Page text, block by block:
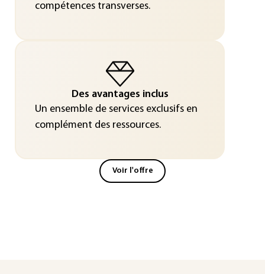
compétences transverses.
Des avantages inclus
Un ensemble de services exclusifs en
complément des ressources.
Voir l'offre